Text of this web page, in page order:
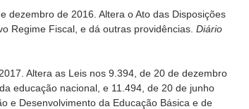
dezembro de 2016. Altera o Ato das Disposições
Regime Fiscal, e dá outras providências. Diário
Altera as Leis nos 9.394, de 20 de dezembro
educação nacional, e 11.494, de 20 de junho
e Desenvolvimento da Educação Básica e de